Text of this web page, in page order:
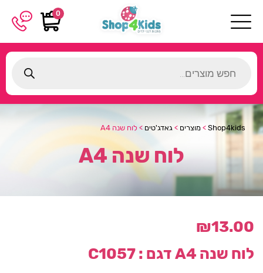
0
search
Shop4kids
> מוצרים > גאדג'טים > לוח שנה A4
לוח שנה A4
₪13.00
לוח שנה A4
דגם : C1057